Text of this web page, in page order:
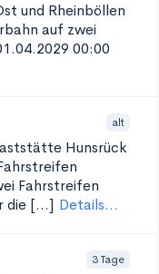
und Rheinböllen
auf zwei
00:00
alt
Hunsrück
Fahrstreifen
die [...] Details...
3 Tage